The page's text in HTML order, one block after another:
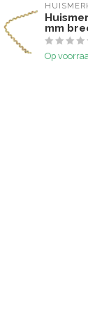
mm
Op